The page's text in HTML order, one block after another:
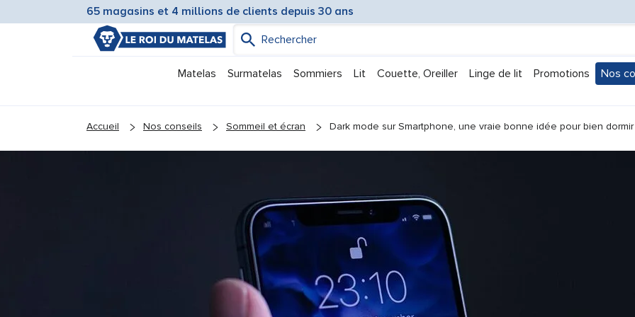
65 magasins et 4 millions de clients depuis 30 ans
Matelas Surmatelas Sommiers Lit Couette, Oreiller Linge de lit Promotions
Nos
Accueil Nos conseils Sommeil et écran Dark mode sur Smartphone, une vraie bonne idée pour bien dormir